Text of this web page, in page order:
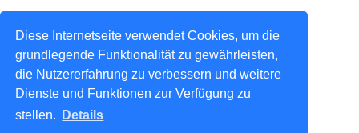
Diese Internetseite verwendet Cookies, um die
grundlegende Funktionalität zu gewährleisten,
die Nutzererfahrung zu verbessern und weitere
Dienste und Funktionen zur Verfügung zu
stellen.
Details